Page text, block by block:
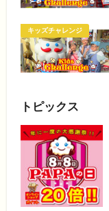
キッズチャレンジ
トピックス